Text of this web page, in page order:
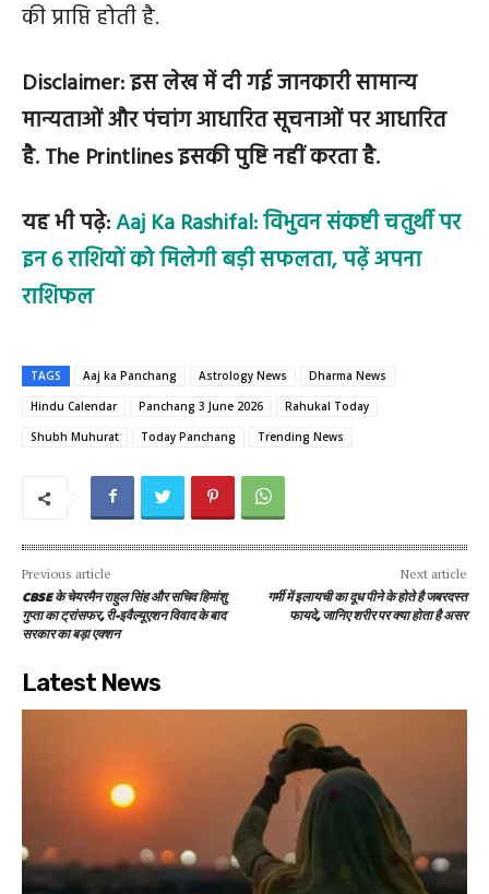
की प्राप्ति होती है.
Disclaimer: इस लेख में दी गई जानकारी सामान्य
मान्यताओं और पंचांग आधारित सूचनाओं पर आधारित
है. The Printlines इसकी पुष्टि नहीं करता है.
यह भी पढ़े:Aaj Ka Rashifal: विभुवन संकष्टी चतुर्थी पर
इन 6 राशियों को मिलेगी बड़ी सफलता, पढ़ें अपना
राशिफल
TAGS Aaj ka Panchang Astrology News
Dharma News
Hindu Calendar
Panchang 3 June 2026
Rahukal Today
Shubh Muhurat
Today Panchang Trending News
Previous article
CBSE के चेयरमैन राहुल सिंह और सचिव हिमांशु
गुप्ता का ट्रांसफर, री-इवैल्यूएशन विवाद के बाद
सरकार का बड़ा एक्शन
Next article
गर्मी में इलायची का दूध पीने के होते है जबरदस्त
फायदे, जानिए शरीर पर क्या होता है असर
Latest News